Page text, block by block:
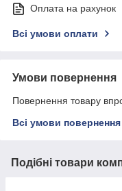
Оплата на рахунок
Всі умови оплати
Умови повернення
Повернення товару
Всі умови повернення
Подібні товари